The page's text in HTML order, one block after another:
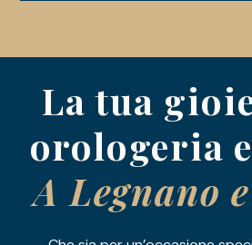
La tua
orologeria
A Legnano